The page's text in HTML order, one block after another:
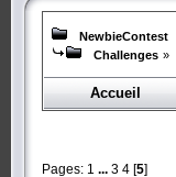
NewbieContest
Challenges »
Accueil
Pages: 1 ... 3 4 [5]